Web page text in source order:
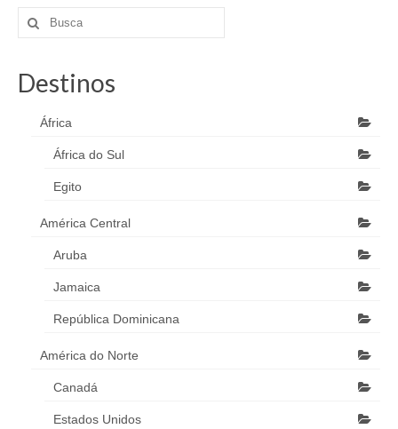
Destinos
África
África do Sul
Egito
América Central
Aruba
Jamaica
República Dominicana
América do Norte
Canadá
Estados Unidos